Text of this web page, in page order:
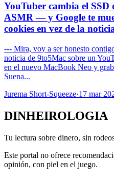
YouTuber cambia el SSD
ASMR — y Google te
cookies en vez de la
--- Mira, voy a ser honesto
noticia de 9to5Mac sobre un
en el nuevo MacBook Neo y
Suena...
Jurema Short-Squeeze·17 mar
DINHEIROLOGIA
Tu lectura sobre dinero, sin
Este portal no ofrece
opinión, con piel en el juego.